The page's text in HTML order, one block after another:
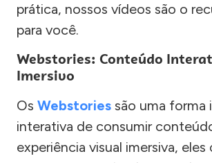
prática, nossos vídeos são o
para você.
Webstories: Conteúdo
Imersivo
Os Webstories são uma forma
interativa de consumir
experiência visual imersiva,